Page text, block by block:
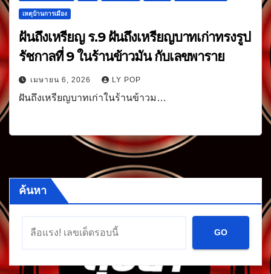
เหตุบ้านการเมือง
ฝันถึงเหรียญ ร.9 ฝันถึงเหรียญบาทเก่าทรงรูป
รัชกาลที่ 9 ในร้านข้าวมัน กับเลขพาราย
เมษายน 6, 2026 LY POP
ฝันถึงเหรียญบาทเก่าในร้านข้าวม…
ค้นหา
GO